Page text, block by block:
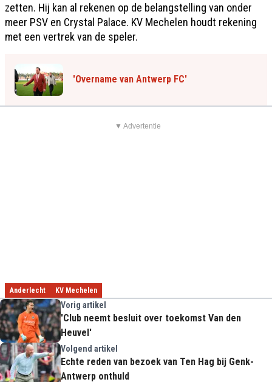
zetten. Hij kan al rekenen op de belangstelling van onder
meer PSV en Crystal Palace. KV Mechelen houdt rekening
met een vertrek van de speler.
'Overname van Antwerp FC'
▼ Advertentie
Anderlecht KV Mechelen
Vorig artikel
'Club neemt besluit over toekomst Van den
Heuvel'
Volgend artikel
Echte reden van bezoek van Ten Hag bij Genk-
Antwerp onthuld